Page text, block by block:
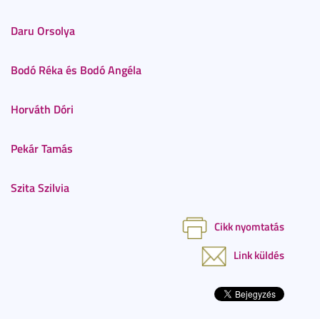
Daru Orsolya
Bodó Réka és Bodó Angéla
Horváth Dóri
Pekár Tamás
Szita Szilvia
Cikk nyomtatás
Link küldés